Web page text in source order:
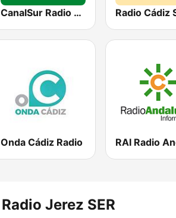
CanalSur Radio Jerez Radio Cádiz
Onda Cádiz Radio
Radio Jerez SER